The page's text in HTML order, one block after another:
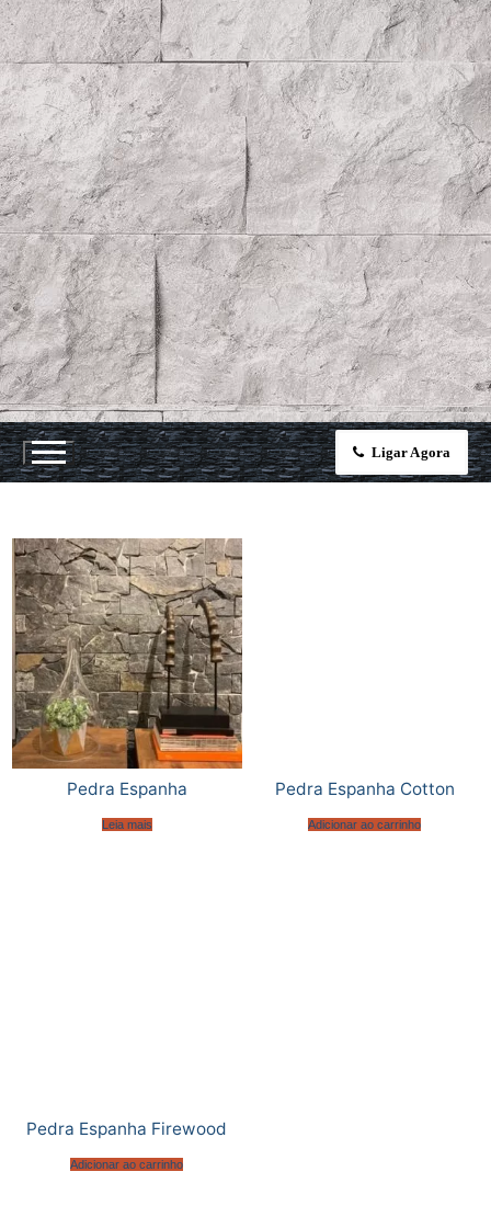
Ligar Agora
Pedra Espanha
Leia mais
Pedra Espanha Cotton
Adicionar ao carrinho
Pedra Espanha Firewood
Adicionar ao carrinho